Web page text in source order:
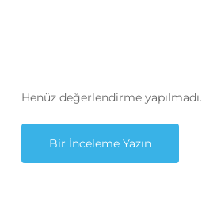
Henüz değerlendirme yapılmadı.
Bir İnceleme Yazın